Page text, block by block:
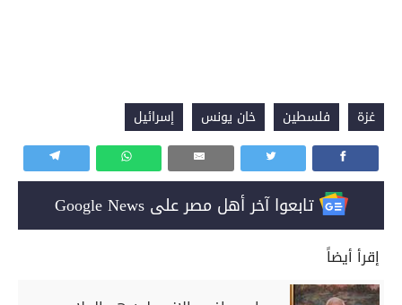
غزة فلسطين خان يونس إسرائيل
تابعوا آخر أهل مصر على Google News
إقرأ أيضاً